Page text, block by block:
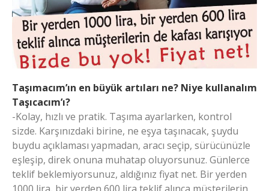
Taşımacım’ın en büyük artıları ne? Niye kullanalım
Taşıcacım’ı?
-Kolay, hızlı ve pratik. Taşıma ayarlarken, kontrol
sizde. Karşınızdaki birine, ne eşya taşınacak, şuydu
buydu açıklaması yapmadan, aracı seçip, sürücünüzle
eşleşip, direk onuna muhatap oluyorsunuz. Günlerce
teklif beklemiyorsunuz, aldığınız fiyat net. Bir yerden